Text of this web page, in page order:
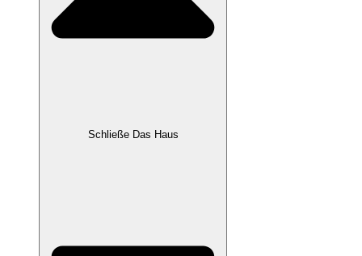
Schließe Das Haus